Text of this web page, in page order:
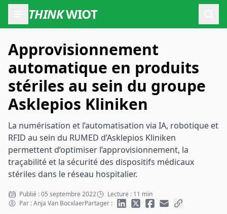
THINKWIOT
Approvisionnement
automatique en produits
stériles au sein du groupe
Asklepios Kliniken
La numérisation et l’automatisation via IA, robotique et
RFID au sein du RUMED d’Asklepios Kliniken
permettent d’optimiser l’approvisionnement, la
traçabilité et la sécurité des dispositifs médicaux
stériles dans le réseau hospitalier.
Publié : 05 septembre 2022
Lecture : 11 min
Par : Anja Van BocxlaerPartager :